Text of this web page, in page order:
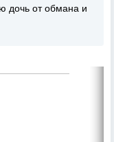
дочь от обмана и